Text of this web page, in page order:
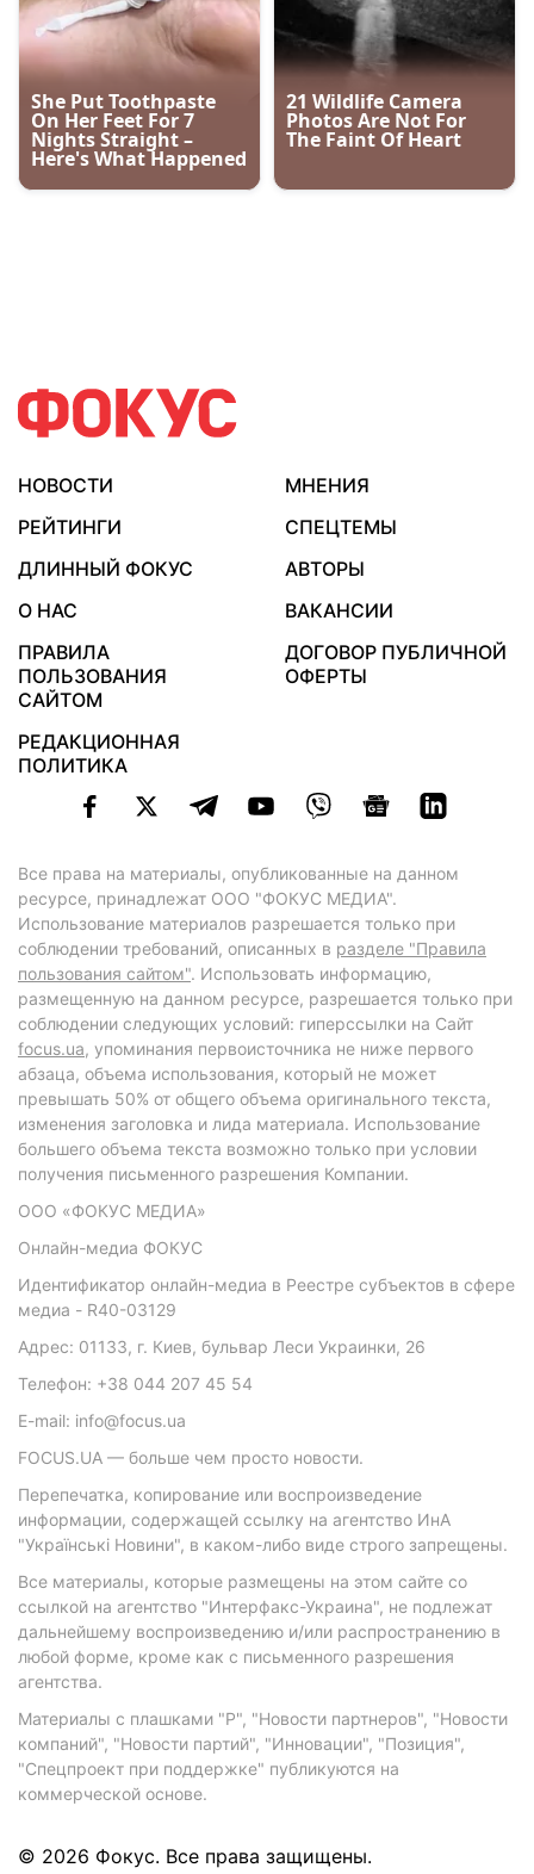
НОВОСТИ
МНЕНИЯ
РЕЙТИНГИ
СПЕЦТЕМЫ
ДЛИННЫЙ ФОКУС
АВТОРЫ
О НАС
ВАКАНСИИ
ПРАВИЛА
ПОЛЬЗОВАНИЯ
САЙТОМ
ДОГОВОР ПУБЛИЧНОЙ
ОФЕРТЫ
РЕДАКЦИОННАЯ
ПОЛИТИКА
Все права на материалы, опубликованные на данном
ресурсе, принадлежат ООО "ФОКУС МЕДИА".
Использование материалов разрешается только при
соблюдении требований, описанных в разделе "Правила
пользования сайтом". Использовать информацию,
размещенную на данном ресурсе, разрешается только при
соблюдении следующих условий: гиперссылки на Сайт
focus.ua, упоминания первоисточника не ниже первого
абзаца, объема использования, который не может
превышать 50% от общего объема оригинального текста,
изменения заголовка и лида материала. Использование
большего объема текста возможно только при условии
получения письменного разрешения Компании.
ООО «ФОКУС МЕДИА»
Онлайн-медиа ФОКУС
Идентификатор онлайн-медиа в Реестре субъектов в сфере
медиа - R40-03129
Адрес: 01133, г. Киев, бульвар Леси Украинки, 26
Телефон: +38 044 207 45 54
E-mail: info@focus.ua
FOCUS.UA — больше чем просто новости.
Перепечатка, копирование или воспроизведение
информации, содержащей ссылку на агентство ИнА
"Українські Новини", в каком-либо виде строго запрещены.
Все материалы, которые размещены на этом сайте со
ссылкой на агентство "Интерфакс-Украина", не подлежат
дальнейшему воспроизведению и/или распространению в
любой форме, кроме как с письменного разрешения
агентства.
Материалы с плашками "Р", "Новости партнеров", "Новости
компаний", "Новости партий", "Инновации", "Позиция",
"Спецпроект при поддержке" публикуются на
коммерческой основе.
© 2026 Фокус. Все права защищены.